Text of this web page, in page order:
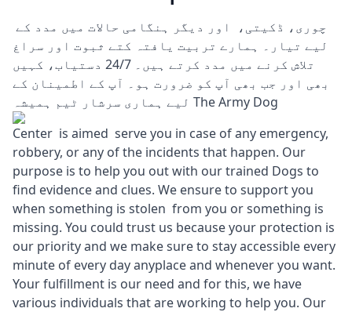
لیے تیار۔ ہمارے تربیت یافتہ کتے ثبوت اور سراغ
تلاش کرنے میں مدد کرتے ہیں۔ 24/7 دستیاب، کہیں
بھی اور جب بھی آپ کو ضرورت ہو۔ آپ کے اطمینان کے
لیے ہماری سرشار ٹیم ہمیشہ The Army Dog
Center is aimed serve you in case of any emergency,
robbery, or any of the incidents that happen. Our
purpose is to help you out with our trained Dogs to
find evidence and clues. We ensure to support you
when something is stolen from you or something is
missing. You could trust us because your protection is
our priority and we make sure to stay accessible every
minute of every day anyplace and whenever you want.
Your fulfillment is our need and for this, we have
various individuals that are working to help you. Our